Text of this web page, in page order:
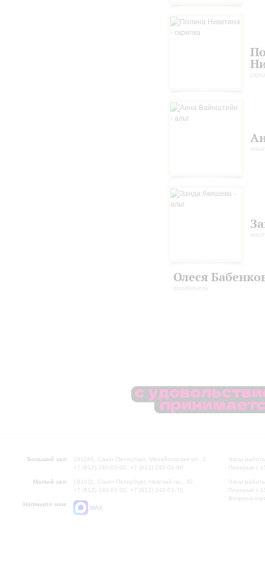
Олеся
виолончель
Большой зал:
191186, Санкт-Петербург, Михайловская ул., 2
+7 (812) 240-01-00, +7 (812) 240-01-80
Малый зал:
191011, Санкт-Петербург, Невский пр., 30
+7 (812) 240-01-00, +7 (812) 240-01-70
Напишите нам:
MAX
Часы
Перерыв с
Часы
Перерыв с
Вопросы